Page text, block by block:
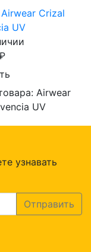
Crizal
UV
Airwear
UV
узнавать